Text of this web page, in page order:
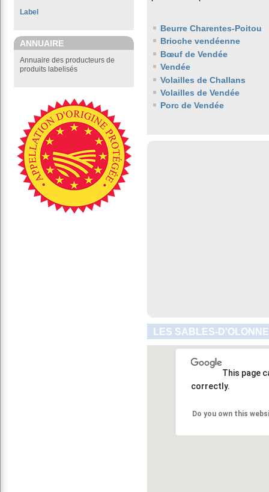
Label
ANNUAIRE
Annuaire des producteurs de
produits labelisés
Beurre Charentes-Poitou
Brioche vendéenne
Bœuf de Vendée
Vendée
Volailles de Challans
Volailles de Vendée
Porc de Vendée
LES SABLES-
This page
correctly.
Do you own this